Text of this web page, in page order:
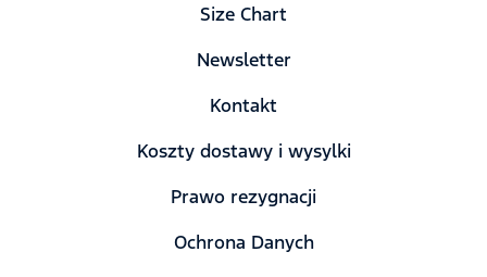
Size Chart
Newsletter
Kontakt
Koszty dostawy i wysylki
Prawo rezygnacji
Ochrona Danych